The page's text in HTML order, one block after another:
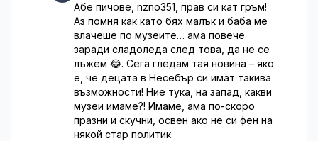
Абе пичове, nzno351, прав си кат гръм!
Аз помня как като бях малък и баба ме
влачеше по музеите… ама повече
заради сладоледа след това, да не се
лъжем 😂. Сега гледам тая новина – яко
е, че децата в Несебър си имат такива
възможности! Ние тука, на запад, какви
музеи имаме?! Имаме, ама по-скоро
празни и скучни, освен ако не си фен на
някой стар политик.